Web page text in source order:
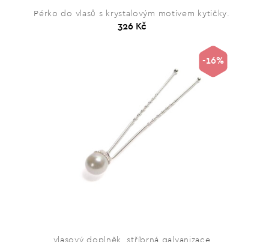
Pérko do vlasů s krystalovým motivem kytičky.
326 Kč
vlasový doplněk, stříbrná galvanizace
-16%